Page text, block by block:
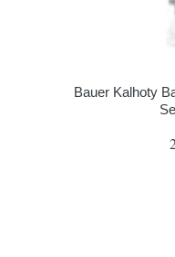
Bauer Kalhoty